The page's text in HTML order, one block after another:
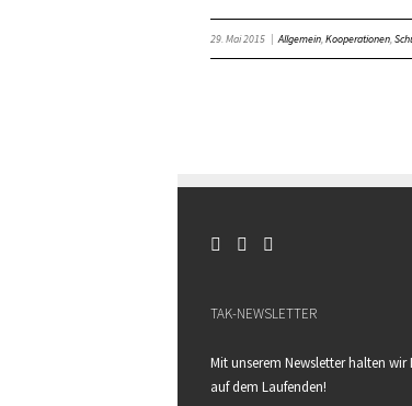
29. Mai 2015 | Allgemein Kooperationen
TAK-NEWSLETTER
Mit unserem Newsletter halten wir
auf dem Laufenden!